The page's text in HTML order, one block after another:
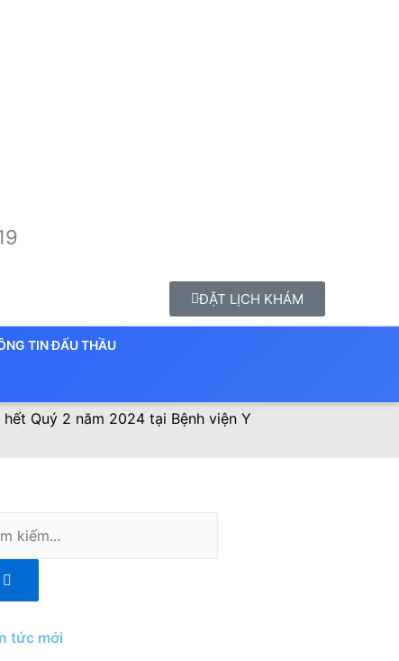
ĐẶT LỊCH KHÁM
TIN ĐẤU THẦU
Quý 2 năm 2024 tại Bệnh viện Y
tức mới